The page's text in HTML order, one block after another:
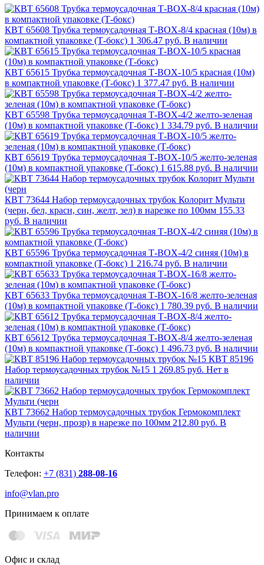
КВТ 65608 Трубка термоусадочная Т-BOX-8/4 красная (10м) в
компактной упаковке (Т-бокс) 1 306.47 руб. В наличии
КВТ 65615 Трубка термоусадочная Т-BOX-10/5 красная (10м)
в компактной упаковке (Т-бокс) 1 377.47 руб. В наличии
КВТ 65598 Трубка термоусадочная Т-BOX-4/2 желто-зеленая
(10м) в компактной упаковке (Т-бокс) 1 334.79 руб. В наличии
КВТ 65619 Трубка термоусадочная Т-BOX-10/5 желто-зеленая
(10м) в компактной упаковке (Т-бокс) 1 615.88 руб. В наличии
КВТ 73644 Набор термоусадочных трубок Колорит Мульти
(черн, бел, красн, син, желт, зел) в нарезке по 100мм 155.33
руб. В наличии
КВТ 65596 Трубка термоусадочная Т-BOX-4/2 синяя (10м) в
компактной упаковке (Т-бокс) 1 216.74 руб. В наличии
КВТ 65633 Трубка термоусадочная Т-BOX-16/8 желто-зеленая
(10м) в компактной упаковке (Т-бокс) 1 780.39 руб. В наличии
КВТ 65612 Трубка термоусадочная Т-BOX-8/4 желто-зеленая
(10м) в компактной упаковке (Т-бокс) 1 496.73 руб. В наличии
КВТ 85196
Набор термоусадочных трубок №15 1 269.85 руб. Нет в
наличии
КВТ 73662 Набор термоусадочных трубок Гермокомплект
Мульти (черн, прозр) в нарезке по 100мм 212.80 руб. В
наличии
Контакты
Телефон: +7 (831) 288-08-16
info@vlan.pro
Принимаем к оплате
Офис и склад